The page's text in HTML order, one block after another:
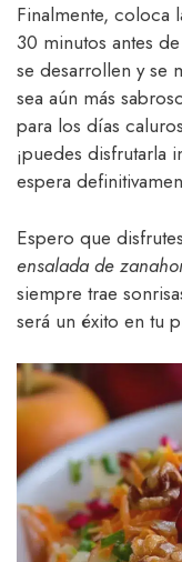
Finalmente, coloca
30 minutos antes
se desarrollen y se
sea aún más
para los días
¡puedes disfrutarla
espera
Espero que
ensalada de
siempre trae
será un éxito en tu